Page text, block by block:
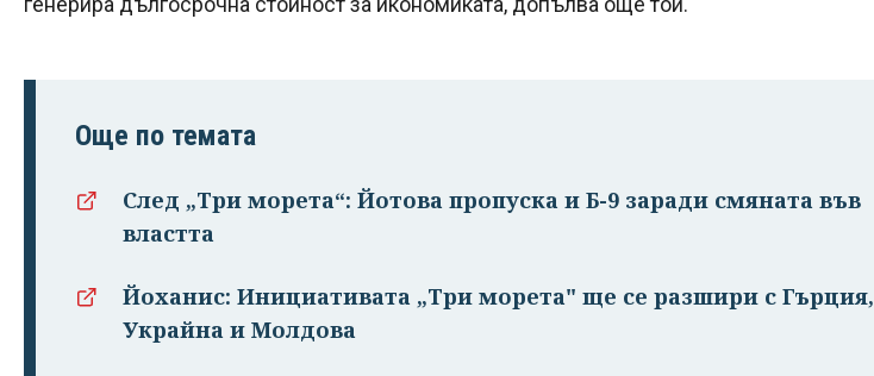
Още по темата
След „Три морета“: Йотова пропуска и Б-9 заради смяната във
властта
Йоханис: Инициативата „Три морета" ще се разшири с Гърция,
Украйна и Молдова